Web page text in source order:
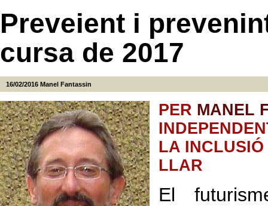
Preveient i
cursa de 2017
16/02/2016 Manel Fantassin
PER MANEL
LA
LLAR
El